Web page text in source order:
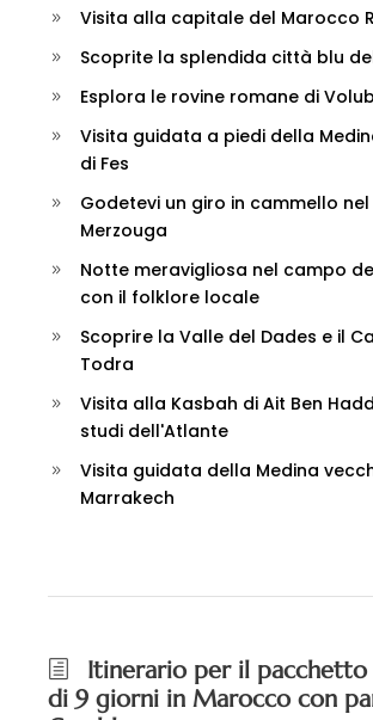
Visita alla capitale del Marocco
Scoprite la splendida città blu
Esplora le rovine romane di
Visita guidata a piedi della
di Fes
Godetevi un giro in cammello
Merzouga
Notte meravigliosa nel campo
con il folklore locale
Scoprire la Valle del Dades e il
Todra
Visita alla Kasbah di Ait Ben
studi dell'Atlante
Visita guidata della Medina
Marrakech
Itinerario per il
di 9 giorni in Marocco con